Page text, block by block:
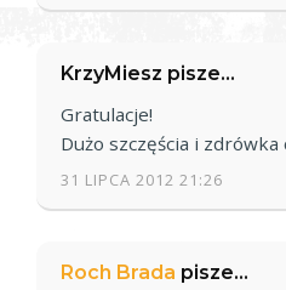
KrzyMiesz pisze...
Gratulacje!
Dużo szczęścia i
31 LIPCA 2012 21:26
Roch Brada pisze...